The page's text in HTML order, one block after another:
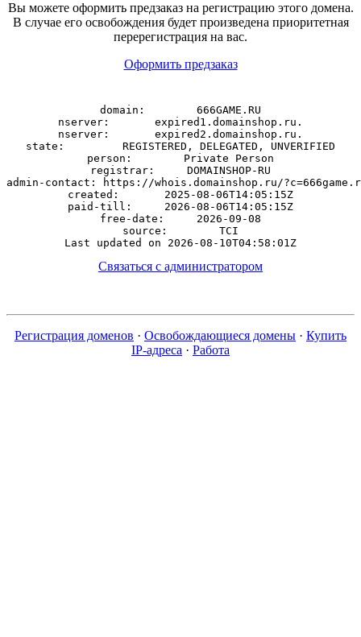
Вы можете оформить предзаказ на регистрацию этого домена.
В случае его освобождения будет произведена приоритетная
перерегистрация на вас.
Оформить предзаказ
domain:        666GAME.RU
nserver:       expired1.domainshop.ru.
nserver:       expired2.domainshop.ru.
state:         REGISTERED, DELEGATED, UNVERIFIED
person:        Private Person
registrar:     DOMAINSHOP-RU
admin-contact: https://whois.domainshop.ru/
created:       2025-08-06T14:05:15Z
paid-till:     2026-08-06T14:05:15Z
free-date:     2026-09-08
source:        TCI
Связаться с администратором
Регистрация доменов · Освобождающиеся домены · Купить
IP-адреса · Работа